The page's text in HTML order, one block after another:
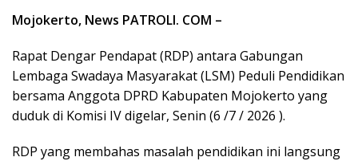
Mojokerto, News PATROLI. COM –
Rapat Dengar Pendapat (RDP) antara Gabungan
Lembaga Swadaya Masyarakat (LSM) Peduli Pendidikan
bersama Anggota DPRD Kabupaten Mojokerto yang
duduk di Komisi IV digelar, Senin (6 /7 / 2026 ).
RDP yang membahas masalah pendidikan ini langsung